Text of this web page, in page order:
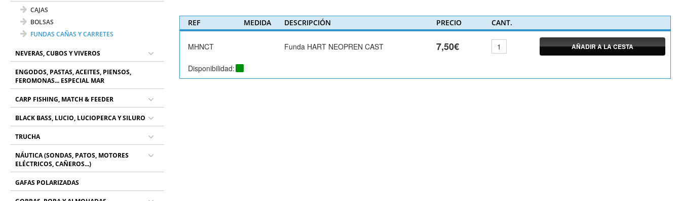
CAJAS
BOLSAS
FUNDAS CAÑAS Y CARRETES
NEVERAS, CUBOS Y VIVEROS
ENGODOS, PASTAS, ACEITES, PIENSOS,
FEROMONAS... ESPECIAL MAR
CARP FISHING, MATCH & FEEDER
BLACK BASS, LUCIO, LUCIOPERCA Y SILURO
TRUCHA
NÁUTICA (SONDAS, PATOS, MOTORES
ELÉCTRICOS, CAÑEROS...)
GAFAS POLARIZADAS
REF MEDIDA DESCRIPCIÓN PRECIO CANT.
MHNCT Funda HART NEOPREN CAST 7,50€ AÑADIR A LA CESTA
Disponibilidad: